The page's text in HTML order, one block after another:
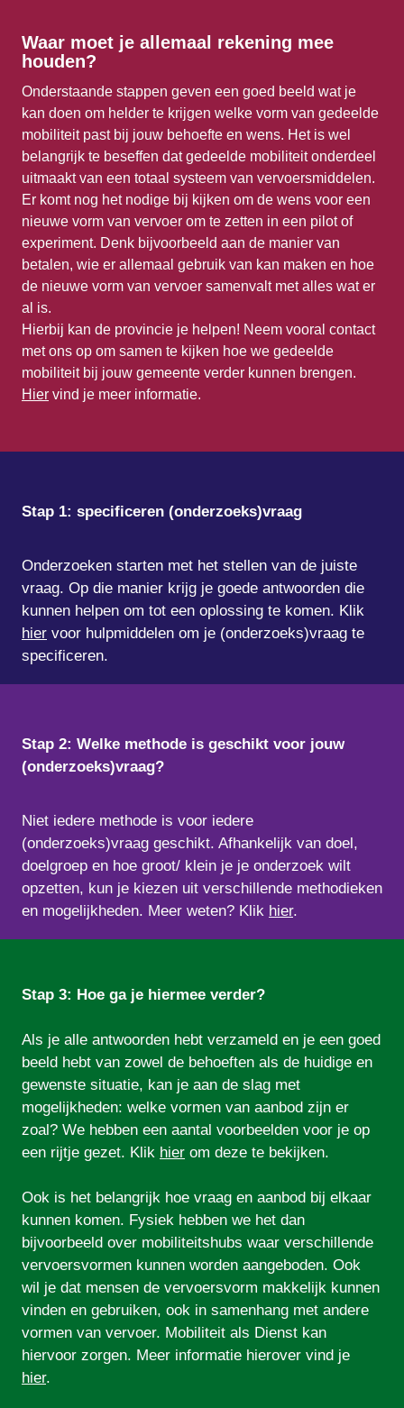
Waar moet je allemaal rekening mee
houden?
Onderstaande stappen geven een goed beeld wat je
kan doen om helder te krijgen welke vorm van gedeelde
mobiliteit past bij jouw behoefte en wens. Het is wel
belangrijk te beseffen dat gedeelde mobiliteit onderdeel
uitmaakt van een totaal systeem van vervoersmiddelen.
Er komt nog het nodige bij kijken om de wens voor een
nieuwe vorm van vervoer om te zetten in een pilot of
experiment. Denk bijvoorbeeld aan de manier van
betalen, wie er allemaal gebruik van kan maken en hoe
de nieuwe vorm van vervoer samenvalt met alles wat er
al is.
Hierbij kan de provincie je helpen! Neem vooral contact
met ons op om samen te kijken hoe we gedeelde
Hier vind je meer informatie.
Stap 1: specificeren (onderzoeks)vraag
Onderzoeken starten met het stellen van de juiste
vraag. Op die manier krijg je goede antwoorden die
hier voor hulpmiddelen om je (onderzoeks)vraag te
specificeren.
Stap 2: Welke methode is geschikt voor jouw
(onderzoeks)vraag?
Niet iedere methode is voor iedere
(onderzoeks)vraag geschikt. Afhankelijk van doel,
doelgroep en hoe groot/ klein je je onderzoek wilt
opzetten, kun je kiezen uit verschillende methodieken
en mogelijkheden. Meer weten? Klik hier.
Stap 3: Hoe ga je hiermee verder?
Als je alle antwoorden hebt verzameld en je een goed
beeld hebt van zowel de behoeften als de huidige en
gewenste situatie, kan je aan de slag met
mogelijkheden: welke vormen van aanbod zijn er
zoal? We hebben een aantal voorbeelden voor je op
een rijtje gezet. Klik hier om deze te bekijken.
Ook is het belangrijk hoe vraag en aanbod bij elkaar
kunnen komen. Fysiek hebben we het dan
bijvoorbeeld over mobiliteitshubs waar verschillende
vervoersvormen kunnen worden aangeboden. Ook
wil je dat mensen de vervoersvorm makkelijk kunnen
vinden en gebruiken, ook in samenhang met andere
vormen van vervoer. Mobiliteit als Dienst kan
hier.